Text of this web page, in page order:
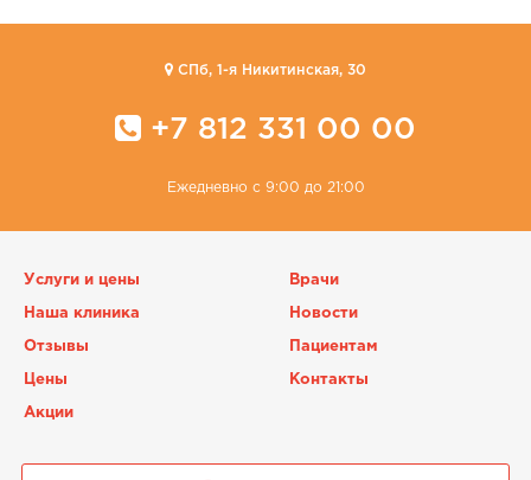
CПб, 1-я Никитинская, 30
+7 812 331 00 00
Ежедневно с 9:00 до 21:00
Услуги и цены Врачи
Наша клиника Новости
Отзывы Пациентам
Цены Контакты
Акции